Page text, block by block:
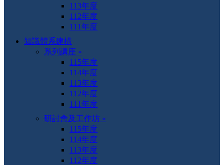
113年度
112年度
111年度
知識體系建構
系列講座 »
115年度
114年度
113年度
112年度
111年度
研討會及工作坊 »
115年度
114年度
113年度
112年度